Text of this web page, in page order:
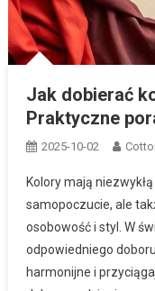
Jak dobierać
Praktyczne
2025-10-02
Kolory mają
samopoczucie, ale
osobowość i styl. W
odpowiedniego
harmonijne i